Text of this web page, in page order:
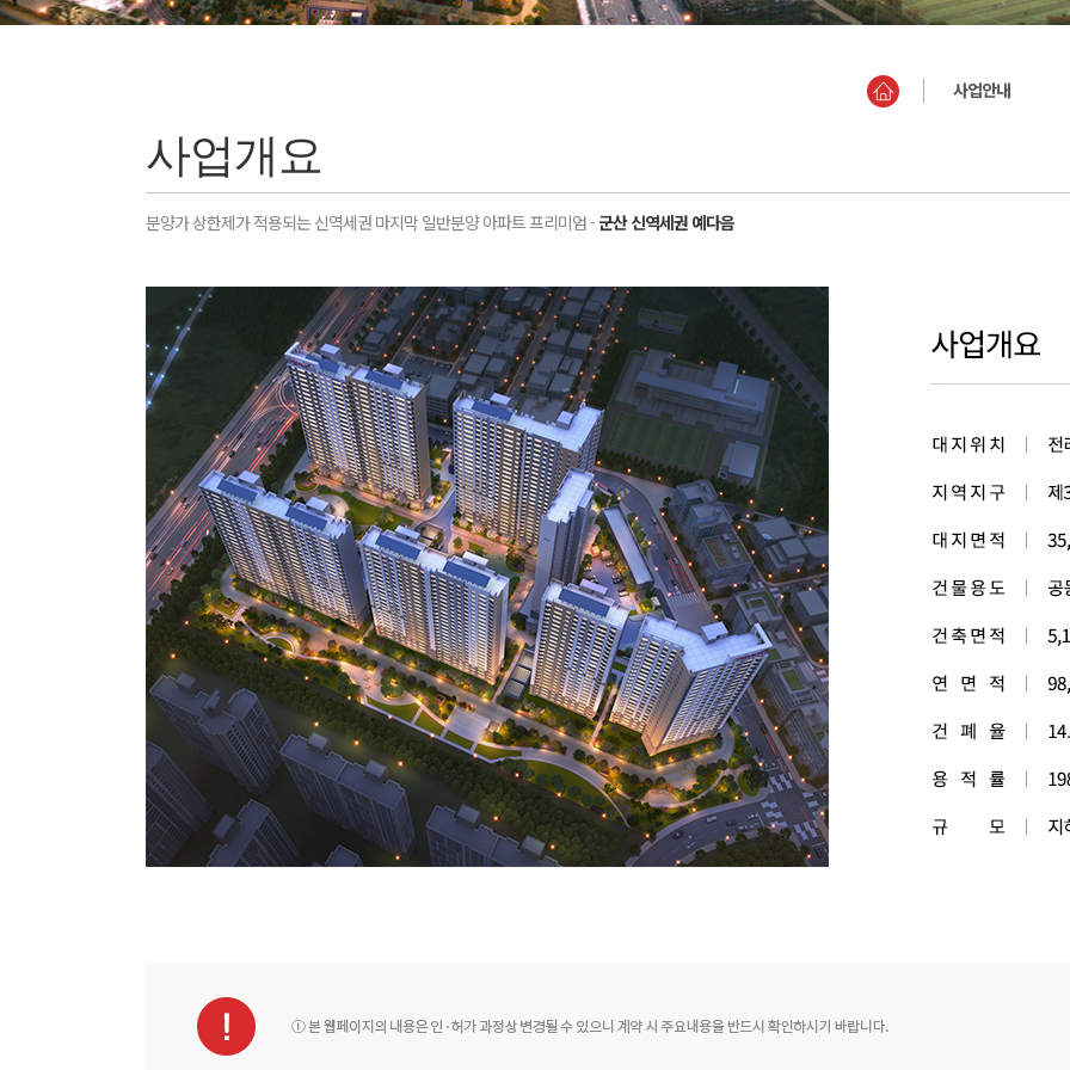
사업안내
사업개요
분양가 상한제가 적용되는 신역세권 마지막 일반분양 아파트 프리미엄 -군산 신역세권 예다음